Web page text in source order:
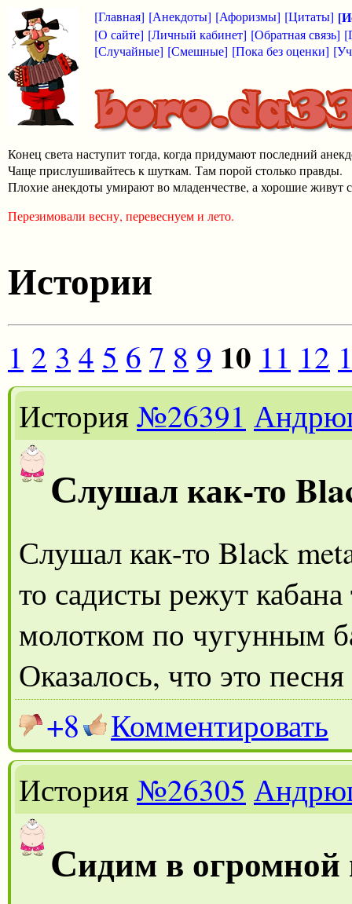
[Главная] [Анекдоты] [Афоризмы] [Цитаты]
[О сайте] [Личный кабинет] [Обратная связь]
[Случайные] [Смешные] [Пока без оценки]
Конец света наступит тогда, когда придумают последний
Чаще прислушивайтесь к шуткам. Там порой столько правды.
Плохие анекдоты умирают во младенчестве, а хорошие живут
Перезимовали весну, перевеснуем и лето.
Истории
1 2 3 4 5 6 7 8 9 10 11 12
История№26391
Слушал как-то
Слушал как-то Black
то садисты режут
молотком по чугунным
Оказалось, что это
+8
Комментировать
История№26305
Сидим в огромной